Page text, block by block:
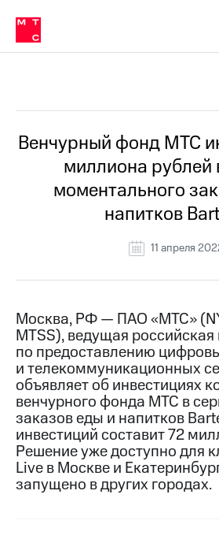
Медиа-центр
и акционерам
Устойчивое развитие
Комплаенс и деловая этика
компании
Карьера
История
компании
Руководство
региона
информация
Медиа-центр
Пресс-
релизы
МТС
о технологиях
Достижения
Интервью
Финансовая
в МТС
Пресс-
релизы
МТС
о технологиях
Венчурный фонд МТС
миллиона рублей
моментального
напитков
11 апреля
Москва, РФ — ПАО «МТС»
MTSS), ведущая
по предоставлению
и телекоммуникационных
объявляет об инвестициях
венчурного фонда МТС в
заказов еды и напитков
инвестиций составит 72
Решение уже доступно для
Live в Москве и
запущено в других городах.